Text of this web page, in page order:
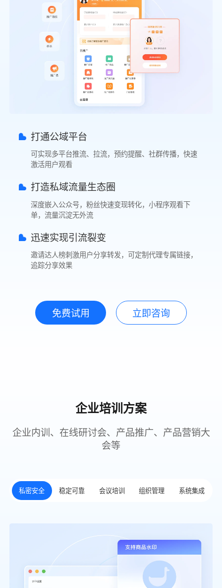
打通公域平台
可实现多平台推流、拉流，预约提醒、社群传播，快速
激活用户观看
打造私域流量生态圈
深度嵌入公众号，粉丝快速变现转化，小程序观看下
单，流量沉淀无外流
迅速实现引流裂变
邀请达人榜刺激用户分享转发，可定制代理专属链接，
追踪分享效果
免费试用 立即咨询
企业培训方案
企业内训、在线研讨会、产品推广、产品营销大
会等
私密安全 稳定可靠 会议培训 组织管理 系统集成